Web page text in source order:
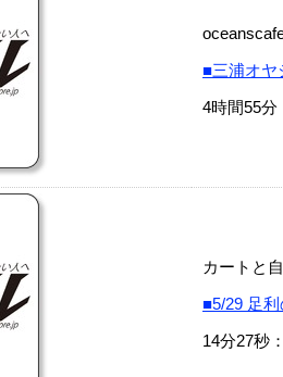
■三浦オヤ
4時間55分
カートと
■5/29 足
14分27秒